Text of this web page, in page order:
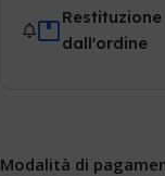
dall'ordine
Modalità di